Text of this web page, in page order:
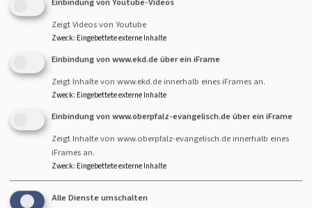
Zeigt Videos von Youtube
Zweck: Eingebettete externe Inhalte
Einbindung von www.ekd.de über ein iFrame
Zeigt Inhalte von www.ekd.de innerhalb eines iFrames an.
Zweck: Eingebettete externe Inhalte
Einbindung von www.oberpfalz-evangelisch.de über ein iFrame
Zeigt Inhalte von www.oberpfalz-evangelisch.de innerhalb eines
iFrames an.
Zweck: Eingebettete externe Inhalte
Alle Dienste umschalten